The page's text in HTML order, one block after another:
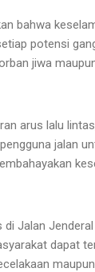
bahwa
potensi
jiwa
arus lalu
jalan
Jalan
dapat